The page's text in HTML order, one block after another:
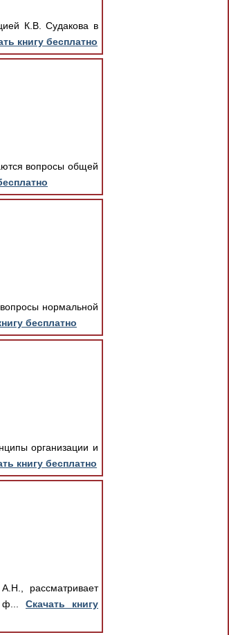
К.В. Судакова в
книгу бесплатно
вопросы общей
нормальной
бесплатно
организации и
книгу бесплатно
рассматривает
ф... Скачать книгу